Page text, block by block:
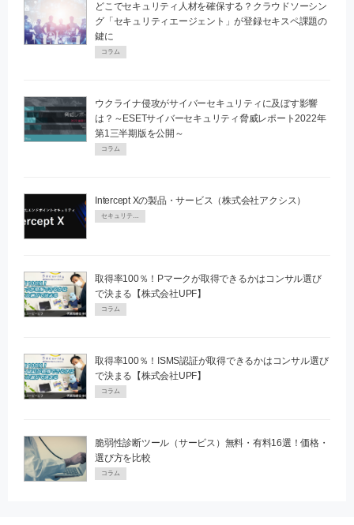
どこでセキュリティ人材を確保する？クラウドソーシン
グ「セキュリティエージェント」が登録セキスペ課題の
鍵に
コラム
ウクライナ侵攻がサイバーセキュリティに及ぼす影響
は？～ESETサイバーセキュリティ脅威レポート2022年
第1三半期版を公開～
コラム
Intercept Xの製品・サービス（株式会社アクシス）
セキュリティPR
取得率100％！Pマークが取得できるかはコンサル選び
で決まる【株式会社UPF】
コラム
取得率100％！ISMS認証が取得できるかはコンサル選び
で決まる【株式会社UPF】
コラム
脆弱性診断ツール（サービス）無料・有料16選！価格・
選び方を比較
コラム